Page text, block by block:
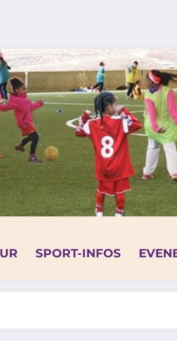
SPORT-INFOS